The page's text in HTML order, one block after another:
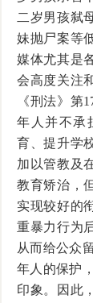
二岁男孩弑
妹抛尸案等
媒体尤其是
会高度关注
《刑法》第
年人并不承
育、提升学
加以管教及
教育矫治，
实现较好的
重暴力行为
从而给公众
年人的保护
印象。因此